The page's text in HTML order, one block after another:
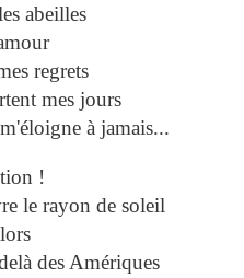
abeilles
regrets
mes jours
à jamais...
!
le rayon de soleil
des Amériques